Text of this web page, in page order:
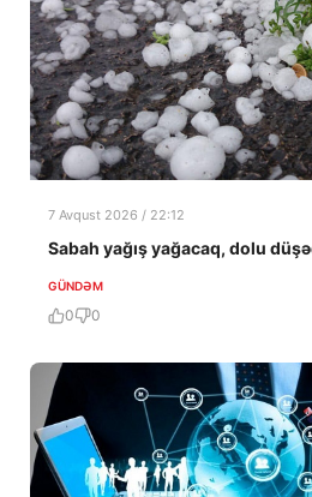
7 Avqust 2026 / 22:12
Sabah yağış yağacaq, dolu
GÜNDƏM
0 0